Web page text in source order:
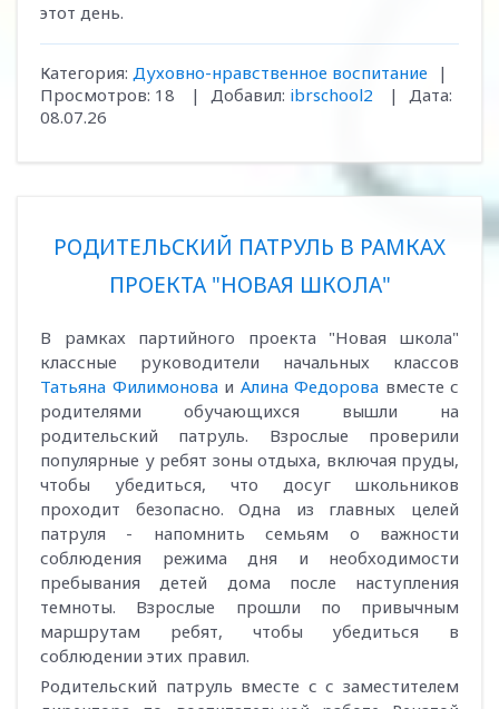
этот день.
Категория: Духовно-нравственное воспитание
|
Просмотров: 18 | Добавил: ibrschool2 |
Дата:
08.07.26
РОДИТЕЛЬСКИЙ ПАТРУЛЬ В РАМКАХ
ПРОЕКТА "НОВАЯ ШКОЛА"
В рамках партийного проекта "Новая школа"
классные руководители начальных классов
Татьяна Филимонова и Алина Федорова вместе с
родителями обучающихся вышли на
родительский патруль. Взрослые проверили
популярные у ребят зоны отдыха, включая пруды,
чтобы убедиться, что досуг школьников
проходит безопасно. Одна из главных целей
патруля - напомнить семьям о важности
соблюдения режима дня и необходимости
пребывания детей дома после наступления
темноты. Взрослые прошли по привычным
маршрутам ребят, чтобы убедиться в
соблюдении этих правил.
Родительский патруль вместе с с заместителем